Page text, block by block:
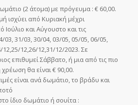
(2 άτομα) με πρόγευμα : € 60,00.
ισχύει από Κυριακή μέχρι
και Αύγουστο και τις
03, 31/03, 30/04, 03/05, 05/05, 06/05,
12,26/12,31/12/2023. Σε
επιθυμεί Σάββατο, ή μια από τις πιο
θα είναι € 90,00.
είναι ανά δωμάτιο, το βράδυ και
ίδιο δωμάτιο ή σουίτα :